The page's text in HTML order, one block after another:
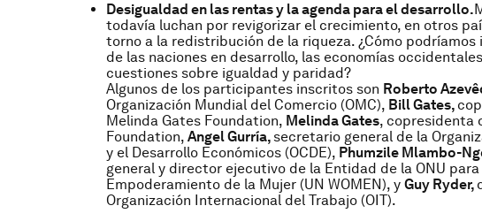
Desigualdad en las rentas y la agenda para el desarrollo.
todavía luchan por revigorizar el crecimiento, en otros
torno a la redistribución de la riqueza. ¿Cómo
de las naciones en desarrollo, las economías
cuestiones sobre igualdad y paridad?
Algunos de los participantes inscritos son Roberto
Organización Mundial del Comercio (OMC), Bill Gates,
Melinda Gates Foundation, Melinda Gates, copresidenta
Foundation, Angel Gurría,secretario general de la
y el Desarrollo Económicos (OCDE), Phumzile Mlambo-
general y director ejecutivo de la Entidad de la ONU
Empoderamiento de la Mujer (UN WOMEN), y Guy Ryder,
Organización Internacional del Trabajo (OIT).